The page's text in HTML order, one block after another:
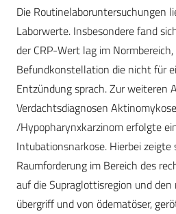
Die Routinelaboruntersuchungen
Laborwerte. Insbesondere fand
der CRP-Wert lag im
Befundkonstellation die nicht für
Entzündung sprach. Zur weiteren
Verdachtsdiagnosen
/Hypopharynxkarzinom erfolgte
Intubationsnarkose. Hierbei zeigte
Raumforderung im Bereich des
auf die Supraglottisregion und
übergriff und von ödematöser,